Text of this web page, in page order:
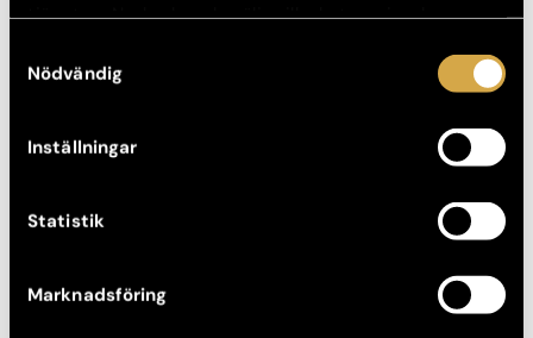
tjänster. Nedan kan du välja vilka kategorier du
mer information om hur varje kategori används.
Nödvändig
Inställningar
Statistik
Marknadsföring